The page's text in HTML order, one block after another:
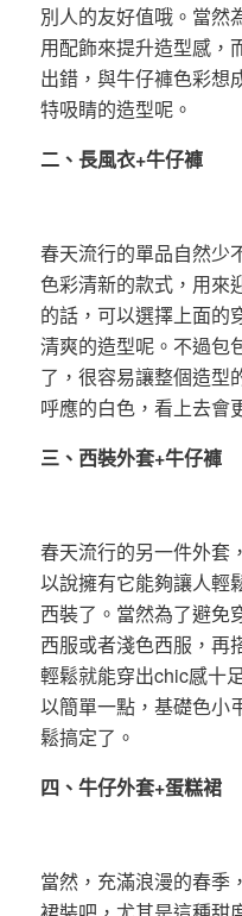
別人的友好值哦。當然
用配飾來提升造型感，
出錯，與牛仔褲色彩想
特吸睛的造型呢。
二、長風衣+牛仔褲
春天流行的單品自然少
色彩清新的款式，用來
的話，可以選擇上面的
清爽的造型呢。不過包
了，很容易讓整個造型
呼應的白色，看上去會
三、西裝外套+牛仔褲
春天流行的另一件外套
以說擁有它能夠讓人輕
西裝了。當然為了避免
西服或者淺色西服，再
輕鬆就能穿出chic感十
以簡單一點，基礎色小
鬆搞定了。
四、牛仔外套+蛋糕裙
當然，充滿浪漫的春季